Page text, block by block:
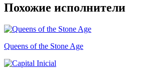
Похожие исполнители
Queens of the Stone Age